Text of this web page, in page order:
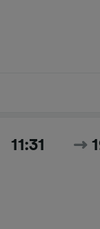
11:31